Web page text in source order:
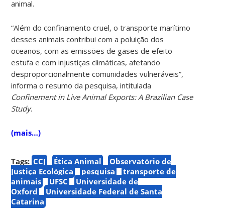
animal.
“Além do confinamento cruel, o transporte marítimo
desses animais contribui com a poluição dos
oceanos, com as emissões de gases de efeito
estufa e com injustiças climáticas, afetando
desproporcionalmente comunidades vulneráveis”,
informa o resumo da pesquisa, intitulada
Confinement in Live Animal Exports: A Brazilian Case
Study.
(mais…)
Tags: CCJ Ética Animal
Observatório de
Justiça Ecológica
pesquisa
transporte de
animais
UFSC
Universidade de
Oxford
Universidade Federal de Santa
Catarina